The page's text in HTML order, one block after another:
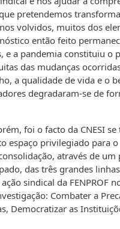
pretendemos
volvidos, muitos dos
então feito
e a pandemia constituiu o
das mudanças
a qualidade de vida e o
degradaram-se de
foi o facto da CNESI se
espaço privilegiado para o
através de um
das três grandes linhas
sindical da FENPROF
Combater a
Democratizar as